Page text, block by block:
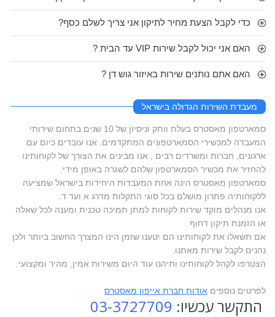
כדי לקבל הצעת מחיר לתיקון אני צריך לשלם כסף?
האם אני יכול לקבל שירות VIP עד הבית ?
האם אתם נותנים שירות באיזור גוש דן ?
מעבדת השירות הגדולה בישראל
סמארטפון מאסטרס בעלת וותק וניסיון של 10 שנים בתחום שירותי
המעבדה למכשירי הסמארטפונים המתקדמים. אנו עובדים כיום עם
ארגונים, חברות ומשרדים רבים , אנו מבינים את הצורך של לקוחותינו
להחזיר את מכשיר הסמארטפון שלהם לשגרה באופן מידי.
סמארטפון מאסטרס הינה אחת המעבדות היחידות בישראל שמציעה
ללקוחותיה פתרון מושלם בכל סוגי התקלות מדרג א ועד ד.
אנו מנהלים מוקד שירות לקוחות למתן תמיכה טכנית ומענה לכל שאלה
או הזמנת תיקון דחוף.
אם תשאלו את לקוחותינו הם יטענו שזמן הינו המצרך החשוב ביותר ולכן
נהנים לקבל שירות מאתנו.
הצטרפו לקהל לקוחותינו ותיהנו עוד היום משירות אמין, מהיר ומקצועי.
לפרטים נוספים אודות חברת אייפון מאסטרס
התקשר עכשיו: 03-3727709